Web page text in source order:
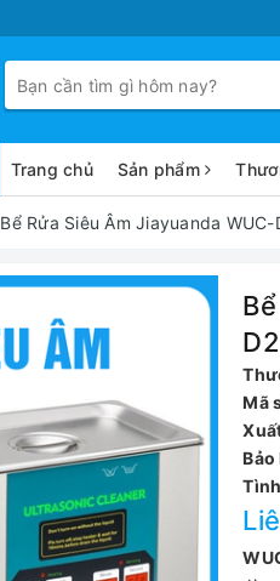
Trang chủ Sản phẩm
Bể Rửa Siêu Âm Jiayuanda
Mã
Bảo